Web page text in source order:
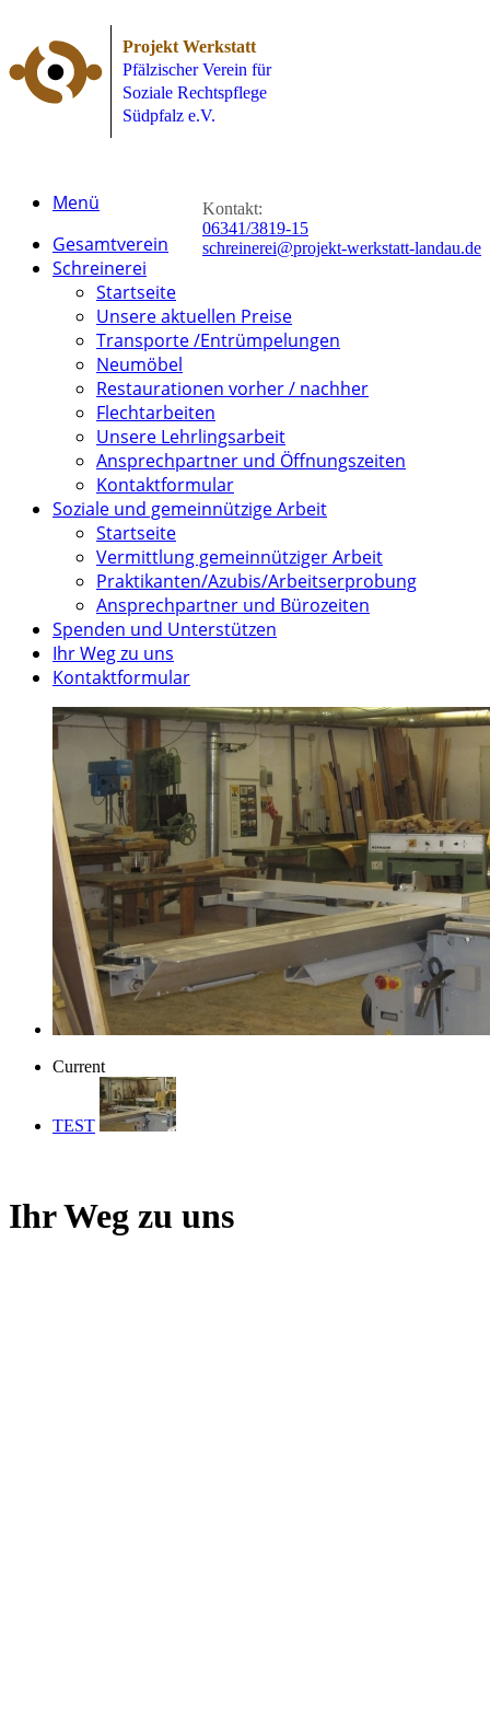
Projekt Werkstatt
Pfälzischer Verein für
Soziale Rechtspflege
Südpfalz e.V.
Kontakt:
06341/3819-15
schreinerei@projekt-werkstatt-landau.de
Menü
Gesamtverein
Schreinerei
Startseite
Unsere aktuellen Preise
Transporte /Entrümpelungen
Neumöbel
Restaurationen vorher / nachher
Flechtarbeiten
Unsere Lehrlingsarbeit
Ansprechpartner und Öffnungszeiten
Kontaktformular
Soziale und gemeinnützige Arbeit
Startseite
Vermittlung gemeinnütziger Arbeit
Praktikanten/Azubis/Arbeitserprobung
Ansprechpartner und Bürozeiten
Spenden und Unterstützen
Ihr Weg zu uns
Kontaktformular
Current
TEST
Ihr Weg zu uns